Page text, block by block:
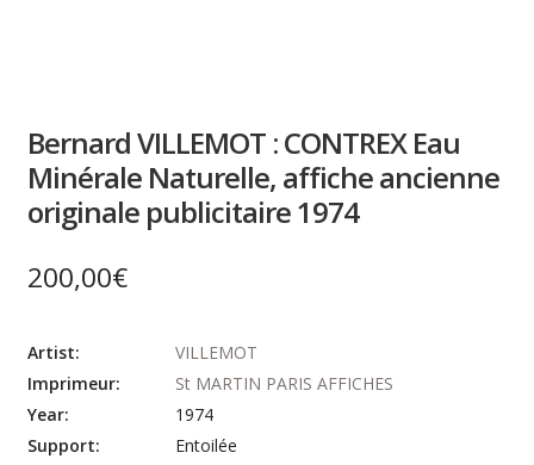
Bernard VILLEMOT : CONTREX Eau
Minérale Naturelle, affiche ancienne
originale publicitaire 1974
200,00€
Artist:
VILLEMOT
Imprimeur:
St MARTIN PARIS AFFICHES
Year:
1974
Support:
Entoilée